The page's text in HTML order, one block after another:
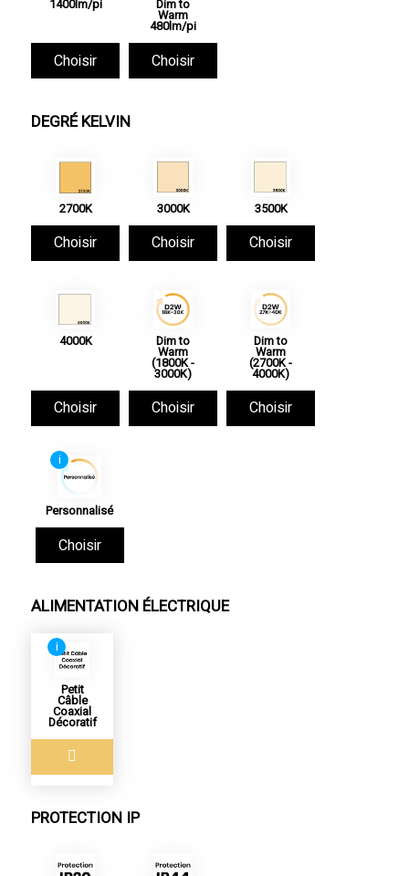
1400lm/pi
Choisir
Dim to
Warm
480lm/pi
Choisir
DEGRÉ KELVIN
2700K
Choisir
3000K
Choisir
3500K
Choisir
4000K
Choisir
Dim to
Warm
(1800K -
3000K)
Choisir
Dim to
Warm
(2700K -
4000K)
Choisir
i
Personnalisé
Choisir
ALIMENTATION ÉLECTRIQUE
i
Petit
Câble
Coaxial
Décoratif
PROTECTION IP